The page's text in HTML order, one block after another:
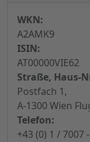
WKN:
A2AMK9
ISIN:
AT00000VIE62
Straße, Haus-
Postfach 1,
A-1300 Wien
Telefon:
+43 (0) 1 / 7007